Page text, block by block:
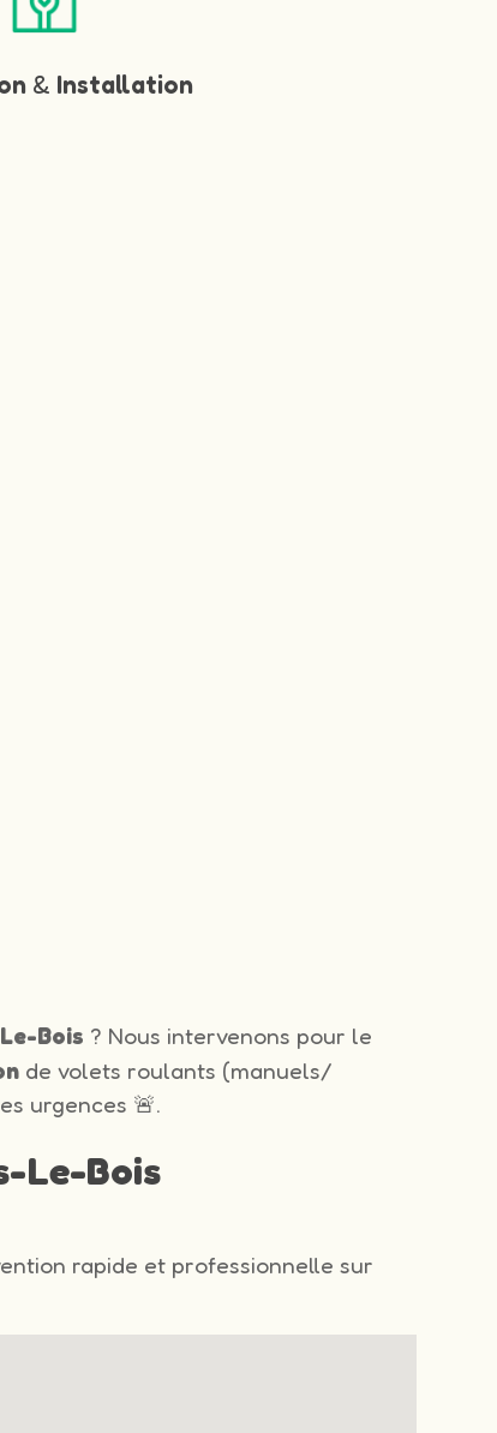
& Installation
Bois ? Nous intervenons pour le
de volets roulants (manuels/
urgences 🚨.
Le-Bois
rapide et professionnelle sur